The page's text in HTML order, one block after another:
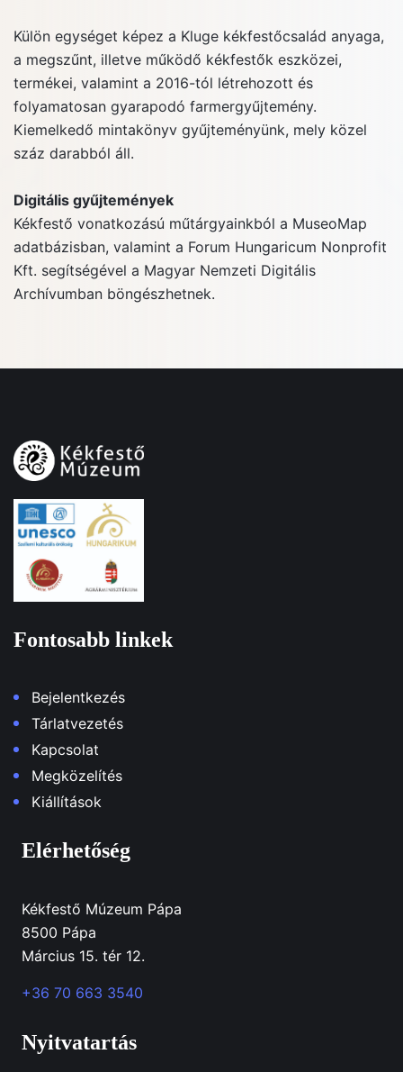
Külön egységet képez a Kluge kékfestőcsalád anyaga,
a megszűnt, illetve működő kékfestők eszközei,
termékei, valamint a 2016-tól létrehozott és
folyamatosan gyarapodó farmergyűjtemény.
Kiemelkedő mintakönyv gyűjteményünk, mely közel
száz darabból áll.
Digitális gyűjtemények
Kékfestő vonatkozású műtárgyainkból a MuseoMap
adatbázisban, valamint a Forum Hungaricum Nonprofit
Kft. segítségével a Magyar Nemzeti Digitális
Archívumban böngészhetnek.
Fontosabb linkek
Bejelentkezés
Tárlatvezetés
Kapcsolat
Megközelítés
Kiállítások
Elérhetőség
Kékfestő Múzeum Pápa
8500 Pápa
Március 15. tér 12.
+36 70 663 3540
Nyitvatartás